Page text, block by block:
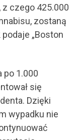
z czego 425.000
zostaną
„Boston
po 1.000
się
Dzięki
wypadku nie